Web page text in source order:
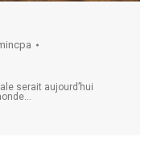
serait aujourd’hui